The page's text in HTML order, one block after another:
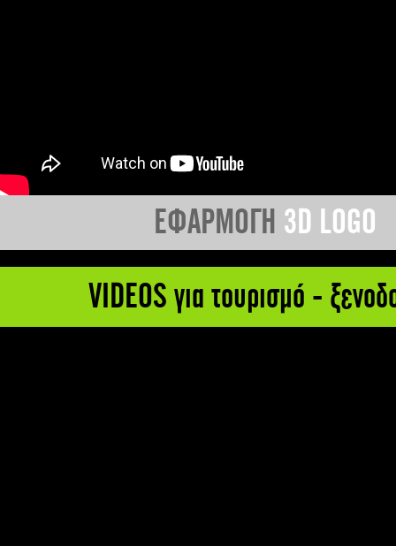
ΕΦΑΡΜΟΓΗ 3D LOGO
VIDEOS για τουρισμό -